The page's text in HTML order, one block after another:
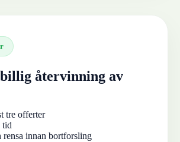
återvinning av
tre offerter
tid
rensa innan bortforsling